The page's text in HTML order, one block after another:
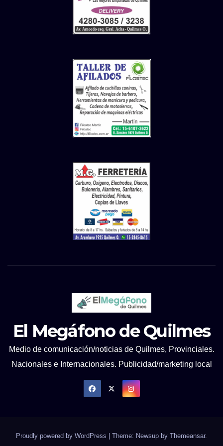
El Megáfono de Quilmes
Medio de comunicación/noticias de Quilmes, Provinciales.
Nacionales e Internacionales. Publicidad/marketing local
Proudly powered by WordPress Theme: Newsup by Themeansar.